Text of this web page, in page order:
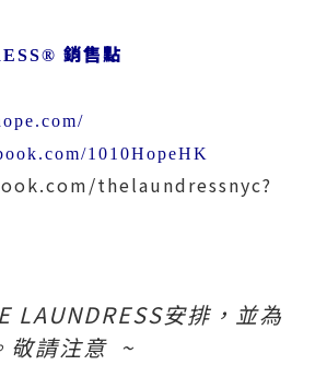
銷售點
1010HopeHK
thelaundressnyc?
LAUNDRESS安排，並為
敬請注意 ~